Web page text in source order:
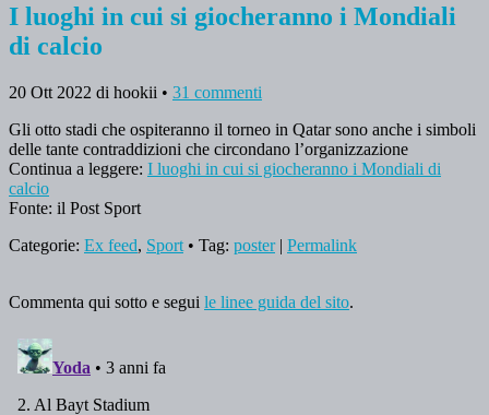
I luoghi in cui si giocheranno i Mondiali
di calcio
20 Ott 2022 di hookii • 31 commenti
Gli otto stadi che ospiteranno il torneo in Qatar sono anche i simboli
delle tante contraddizioni che circondano l’organizzazione
Continua a leggere: I luoghi in cui si giocheranno i Mondiali di
calcio
Fonte: il Post Sport
Categorie: Ex feed, Sport • Tag: poster| Permalink
Commenta qui sotto e segui le linee guida del sito.